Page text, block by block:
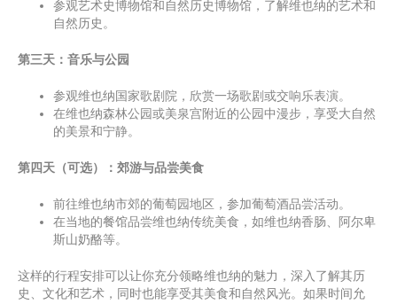
参观艺术史博物馆和自然历史博物馆，了解维也纳的艺术和
自然历史。
第三天：音乐与公园
参观维也纳国家歌剧院，欣赏一场歌剧或交响乐表演。
在维也纳森林公园或美泉宫附近的公园中漫步，享受大自然
的美景和宁静。
第四天（可选）：郊游与品尝美食
前往维也纳市郊的葡萄园地区，参加葡萄酒品尝活动。
在当地的餐馆品尝维也纳传统美食，如维也纳香肠、阿尔卑
斯山奶酪等。
这样的行程安排可以让你充分领略维也纳的魅力，深入了解其历
史、文化和艺术，同时也能享受其美食和自然风光。如果时间允